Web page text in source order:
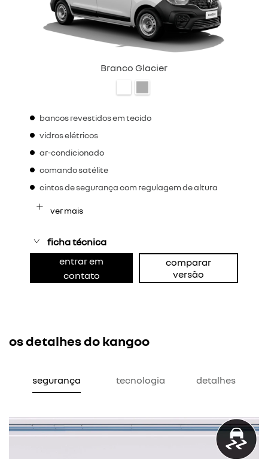
Branco Glacier
bancos revestidos em tecido
vidros elétricos
ar-condicionado
comando satélite
cintos de segurança com regulagem de altura
ver mais
ficha técnica
entrar em
contato
comparar
versão
os detalhes do kangoo
segurança tecnologia detalhes